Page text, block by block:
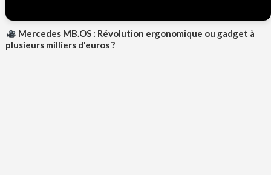
Mercedes MB.OS : Révolution ergonomique ou gadget à
plusieurs milliers d'euros ?